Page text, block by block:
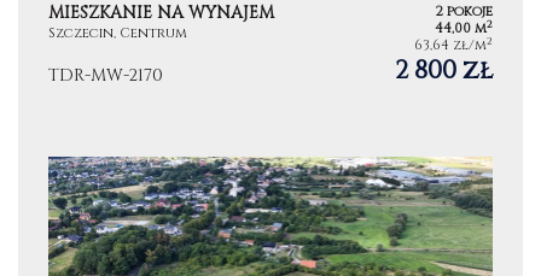
MIESZKANIE NA WYNAJEM
Szczecin, Centrum
2 pokoje
44,00 m2
63,64 zł/m2
TDR-MW-2170 2 800 zł